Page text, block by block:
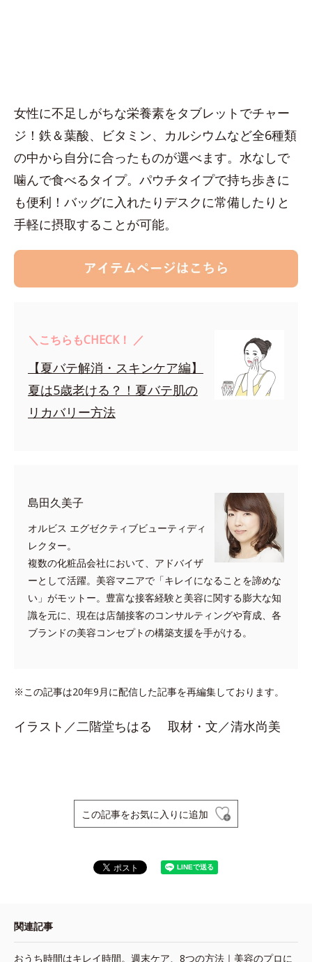
女性に不足しがちな栄養素をタブレットでチャー
ジ！鉄＆葉酸、ビタミン、カルシウムなど全6種類
の中から自分に合ったものが選べます。水なしで
噛んで食べるタイプ。パウチタイプで持ち歩きに
も便利！バッグに入れたりデスクに常備したりと
手軽に摂取することが可能。
＼こちらもCHECK！ ／
【夏バテ解消・スキンケア編】
夏は5歳老ける？！夏バテ肌の
リカバリー方法
島田久美子
オルビス エグゼクティブビューティディ
レクター。
複数の化粧品会社において、アドバイザ
ーとして活躍。美容マニアで「キレイになることを諦めな
い」がモットー。豊富な接客経験と美容に関する膨大な知
識を元に、現在は店舗接客のコンサルティングや育成、各
ブランドの美容コンセプトの構築支援を手がける。
※この記事は20年9月に配信した記事を再編集しております。
イラスト／二階堂ちはる 取材・文／清水尚美
この記事をお気に入りに追加
関連記事
おうち時間はキレイ時間。週末ケア、8つの方法｜美容のプロに